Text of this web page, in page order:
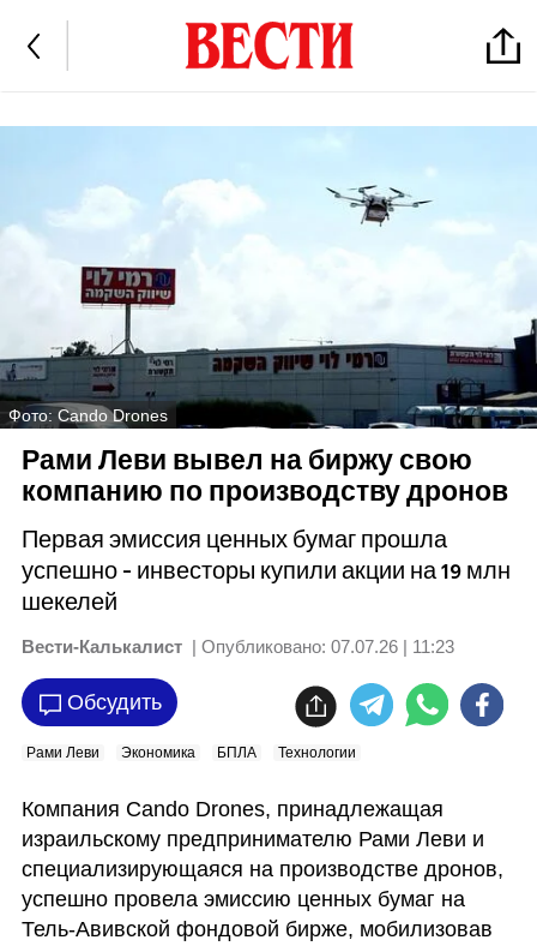
Фото: Cando Drones
Рами Леви вывел на биржу свою
компанию по производству дронов
Первая эмиссия ценных бумаг прошла
успешно - инвесторы купили акции на 19 млн
шекелей
Вести-Калькалист | Опубликовано: 07.07.26 | 11:23
Обсудить
Рами Леви Экономика БПЛА Технологии
Компания Cando Drones, принадлежащая
израильскому предпринимателю Рами Леви и
специализирующаяся на производстве дронов,
успешно провела эмиссию ценных бумаг на
Тель-Авивской фондовой бирже, мобилизовав